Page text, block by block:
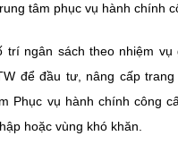
nội dung: Nguyễn Thị Hải
tâm Truyền thông Khoa
3936 9506
tâm phục vụ hành chính
trí ngân sách theo nhiệm vụ
để đầu tư, nâng cấp
Phục vụ hành chính công
hoặc vùng khó khăn.